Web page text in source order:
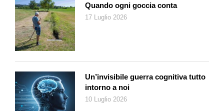
Quando ogni goccia conta
17 Luglio 2026
Un’invisibile guerra cognitiva tutto
intorno a noi
10 Luglio 2026